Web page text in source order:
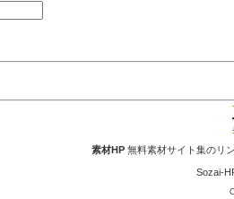
素材HP無料素材サイト集のリ
Sozai-